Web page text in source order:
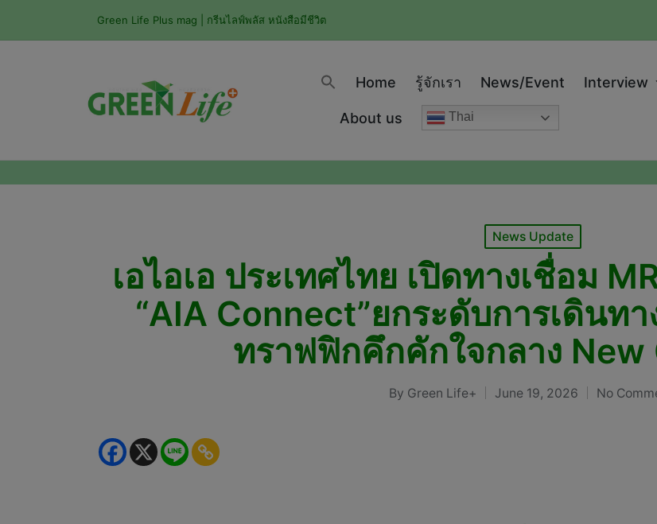
Green Life Plus mag | กรีนไลฟ์พลัส หนังสือมีชีวิต
Home รู้จักเรา News/Event Interview
About us Thai
Posted
News Update
เอไอเอ ประเทศไทย เปิดทางเชื่อม
“AIA Connect”ยกระดับการเดินท
ทราฟฟิกคึกคักใจกลาง New
Posted
By Green Life+ June 19, 2026 No